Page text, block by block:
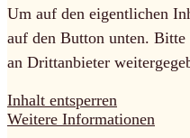
Um auf den eigentlichen
auf den Button unten. Bitte
an Drittanbieter
Inhalt entsperren
Weitere Informationen